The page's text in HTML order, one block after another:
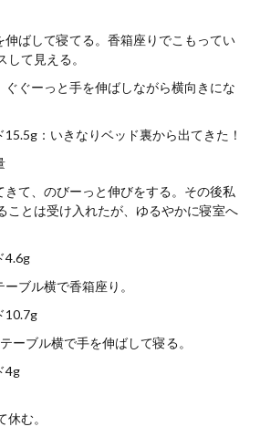
伸ばして寝てる。香箱座りでこもってい
て見える。
ぐぐーっと手を伸ばしながら横向きにな
：いきなりベッド裏から出てきた！
きて、のびーっと伸びをする。その後私
ことは受け入れたが、ゆるやかに寝室へ
4.6g
ブル横で香箱座り。
10.7g
ーブル横で手を伸ばして寝る。
4g
休む。